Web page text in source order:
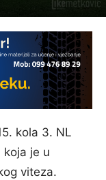
kola 3. NL
je u
viteza.